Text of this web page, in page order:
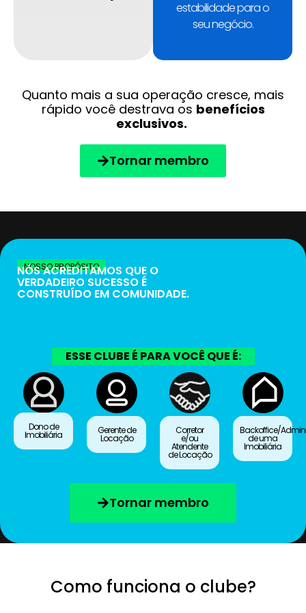
estabilidade para o
seu negócio.
Quanto mais a sua operação cresce, mais
rápido você destrava os benefícios
exclusivos.
Tornar membro
NOSSO PROPÓSITO
NÓS ACREDITAMOS QUE O
VERDADEIRO SUCESSO É
CONSTRUÍDO EM COMUNIDADE.
ESSE CLUBE É PARA VOCÊ QUE É:
Dono de
Imobiliária Gerente de
Locação
Corretor
e/ou
Atendente
de Locação
Backoffice/
de uma
Imobiliária
Tornar membro
Como funciona o clube?